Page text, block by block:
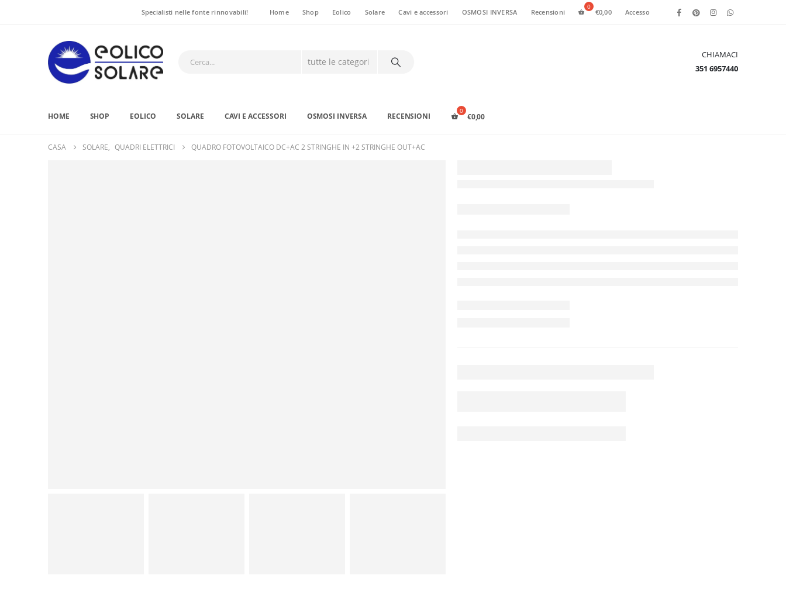
Specialisti nelle fonte rinnovabili! Home Shop Eolico Solare Cavi e accessori OSMOSI INVERSA Recensioni €0,00 Accesso
CHIAMACI
351 6957440
HOME SHOP EOLICO SOLARE CAVI E ACCESSORI OSMOSI INVERSA RECENSIONI €0,00
CASA SOLARE, QUADRI ELETTRICI QUADRO FOTOVOLTAICO DC+AC 2 STRINGHE IN +2 STRINGHE OUT+AC